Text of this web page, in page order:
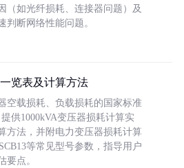
（如光纤损耗、连接器问题）及
判断网络性能问题。
览表及计算方法
空载损耗、负载损耗的国家标准
提供1000kVA变压器损耗计算实
方法，并附电力变压器损耗计算
等常见型号参数，指导用户
要点。